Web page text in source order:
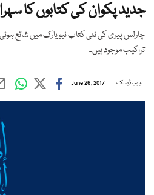
جدید پکوان کی کتابوں کا
چارلس پیری کی نئی کتاب نیویارک میں شائع
تراکیب موجود ہیں۔
ویب ڈیسک June 26, 2017